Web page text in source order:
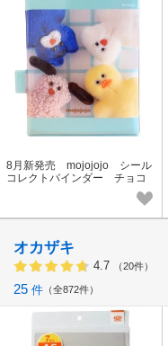
8月新発売 mojojojo シール
コレクトバインダー チョコ
オカザキ
4.7 （20件）
25 件 全872件